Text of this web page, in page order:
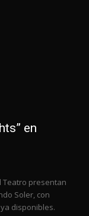
en
Teatro presentan
Soler, con
disponibles.